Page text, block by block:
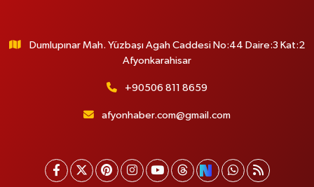
Dumlupınar Mah. Yüzbaşı Agah Caddesi No:44 Daire:3 Kat:2
Afyonkarahisar
+90506 811 8659
afyonhaber.com@gmail.com